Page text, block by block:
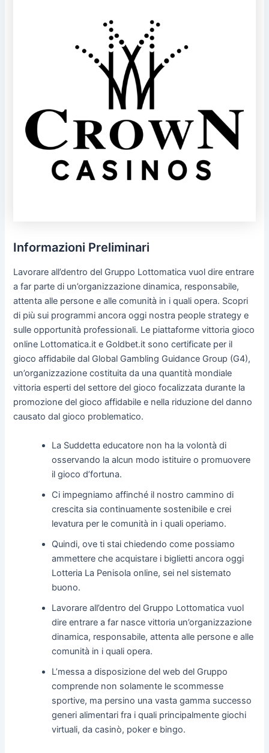
Informazioni Preliminari
Lavorare all’dentro del Gruppo Lottomatica vuol dire entrare
a far parte di un’organizzazione dinamica, responsabile,
attenta alle persone e alle comunità in i quali opera. Scopri
di più sui programmi ancora oggi nostra people strategy e
sulle opportunità professionali. Le piattaforme vittoria gioco
online Lottomatica.it e Goldbet.it sono certificate per il
gioco affidabile dal Global Gambling Guidance Group (G4),
un’organizzazione costituita da una quantità mondiale
vittoria esperti del settore del gioco focalizzata durante la
promozione del gioco affidabile e nella riduzione del danno
causato dal gioco problematico.
La Suddetta educatore non ha la volontà di
osservando la alcun modo istituire o promuovere
il gioco d’fortuna.
Ci impegniamo affinché il nostro cammino di
crescita sia continuamente sostenibile e crei
levatura per le comunità in i quali operiamo.
Quindi, ove ti stai chiedendo come possiamo
ammettere che acquistare i biglietti ancora oggi
Lotteria La Penisola online, sei nel sistemato
buono.
Lavorare all’dentro del Gruppo Lottomatica vuol
dire entrare a far nasce vittoria un’organizzazione
dinamica, responsabile, attenta alle persone e alle
comunità in i quali opera.
L’messa a disposizione del web del Gruppo
comprende non solamente le scommesse
sportive, ma persino una vasta gamma successo
generi alimentari fra i quali principalmente giochi
virtuali, da casinò, poker e bingo.